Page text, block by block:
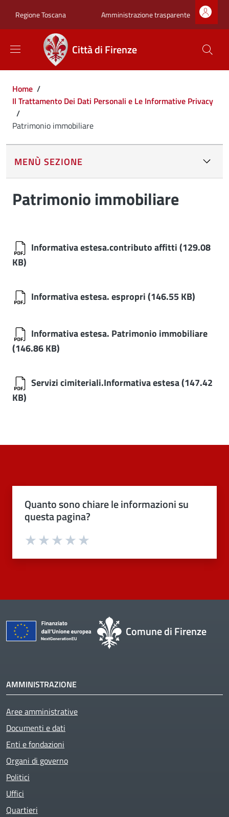
Regione Toscana Zona superiore
Amministrazione trasparente
Città di Firenze
Briciole di pane
Home /
Il Trattamento Dei Dati Personali e Le Informative Privacy
/
Patrimonio immobiliare
MENÙ SEZIONE
Patrimonio immobiliare
Informativa estesa.contributo affitti(129.08
KB)
Informativa estesa. espropri(146.55 KB)
Informativa estesa. Patrimonio immobiliare
(146.86 KB)
Servizi cimiteriali.Informativa estesa(147.42
KB)
Quanto sono chiare le informazioni su
questa pagina?
Valuta 4 stelle su 5
Valuta 3 stelle su 5
Valuta 2 stelle su 5
Valuta 1 stelle su 5
Comune di Firenze
AMMINISTRAZIONE
Aree amministrative
Documenti e dati
Enti e fondazioni
Organi di governo
Politici
Uffici
Quartieri